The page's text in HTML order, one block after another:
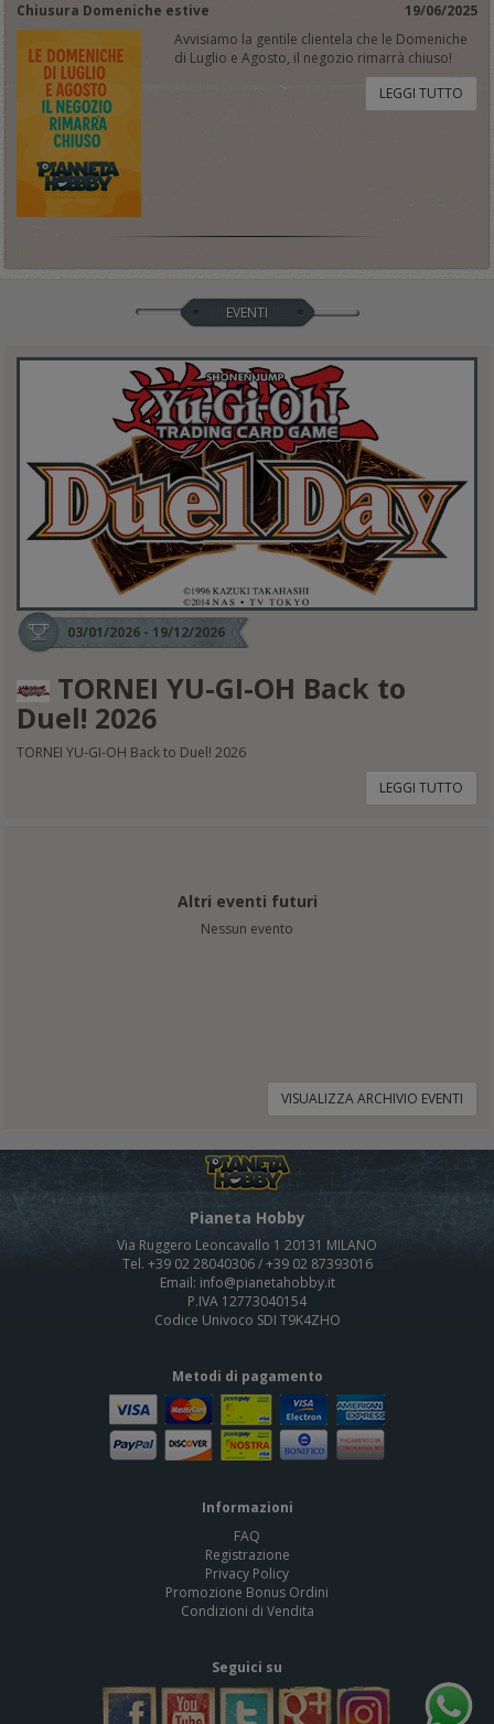
Chiusura Domeniche estive
19/06/2025
Avvisiamo la gentile clientela che le Domeniche
di Luglio e Agosto, il negozio rimarrà chiuso!
LEGGI TUTTO
EVENTI
03/01/2026 - 19/12/2026
TORNEI YU-GI-OH Back to
Duel! 2026
TORNEI YU-GI-OH Back to Duel! 2026
LEGGI TUTTO
Altri eventi futuri
Nessun evento
VISUALIZZA ARCHIVIO EVENTI
Pianeta Hobby
Via Ruggero Leoncavallo 1 20131 MILANO
Tel. +39 02 28040306 / +39 02 87393016
Email: info@pianetahobby.it
P.IVA 12773040154
Codice Univoco SDI T9K4ZHO
Metodi di pagamento
Informazioni
FAQ
Registrazione
Privacy Policy
Promozione Bonus Ordini
Condizioni di Vendita
Seguici su